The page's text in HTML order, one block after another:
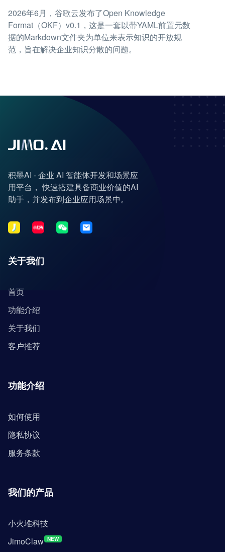
2026年6月，谷歌云发布了Open Knowledge
Format（OKF）v0.1，这是一套以带YAML前置元数
据的Markdown文件夹为单位来表示知识的开放规
范，旨在解决企业知识分散的问题。
积墨AI - 企业 AI 智能体开发和场景应
用平台， 快速搭建具备商业价值的AI
助手，并发布到企业应用场景中。
关于我们
首页
功能介绍
关于我们
客户推荐
功能介绍
如何使用
隐私协议
服务条款
我们的产品
小火堆科技
JimoClaw NEW